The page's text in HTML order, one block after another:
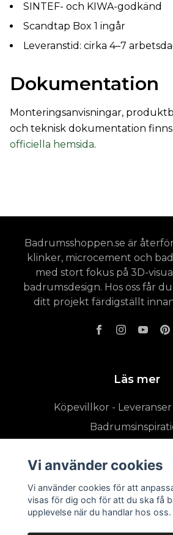
SINTEF- och KIWA-godkänd
Scandtap Box 1 ingår
Leveranstid: cirka 4–7
Dokumentation
Monteringsanvisningar,
och teknisk dokumentation finns
officiella hemsida.
Badrumsshoppen.se är
klinker, microcement och
med stort fokus på 3D-
badrumsdesign. Hos oss får
ditt projekt färdigställt
Läs mer
Köpevillkor -
Vi använder cookies
Vi använder cookies för att
visas för dig och för att du ska få
upplevelse när du handlar hos oss.